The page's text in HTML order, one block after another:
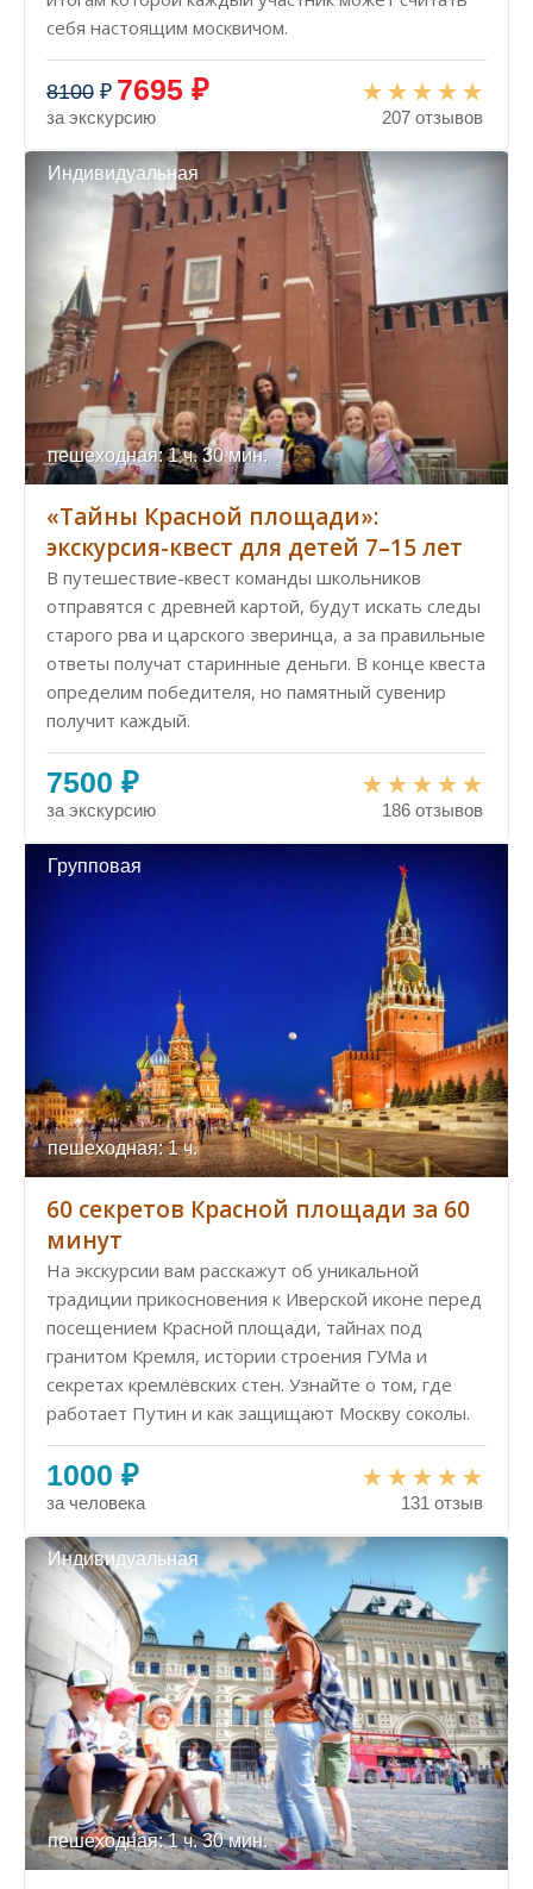
себя настоящим москвичом.
8100 ₽ 7695 ₽
за экскурсию 207 отзывов
Индивидуальная
пешеходная: 1 ч. 30 мин.
«Тайны Красной площади»:
экскурсия-квест для детей 7–15 лет
В путешествие-квест команды школьников
отправятся с древней картой, будут искать следы
старого рва и царского зверинца, а за правильные
ответы получат старинные деньги. В конце квеста
определим победителя, но памятный сувенир
получит каждый.
7500 ₽
за экскурсию 186 отзывов
Групповая
пешеходная: 1 ч.
60 секретов Красной площади за 60
минут
На экскурсии вам расскажут об уникальной
традиции прикосновения к Иверской иконе перед
посещением Красной площади, тайнах под
гранитом Кремля, истории строения ГУМа и
секретах кремлёвских стен. Узнайте о том, где
работает Путин и как защищают Москву соколы.
1000 ₽
за человека 131 отзыв
Индивидуальная
пешеходная: 1 ч. 30 мин.